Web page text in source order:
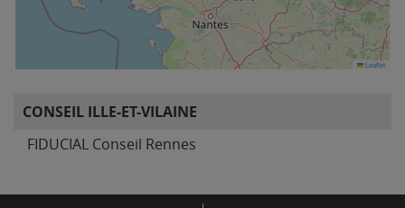
Leaflet
CONSEIL ILLE-ET-VILAINE
FIDUCIAL Conseil Rennes